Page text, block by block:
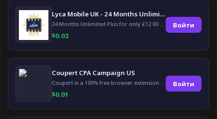
Lyca Mobile UK - 24 Months Unlimited Plus!
$0.02
Войти
Coupert CPA Campaign US
$0.01
Войти